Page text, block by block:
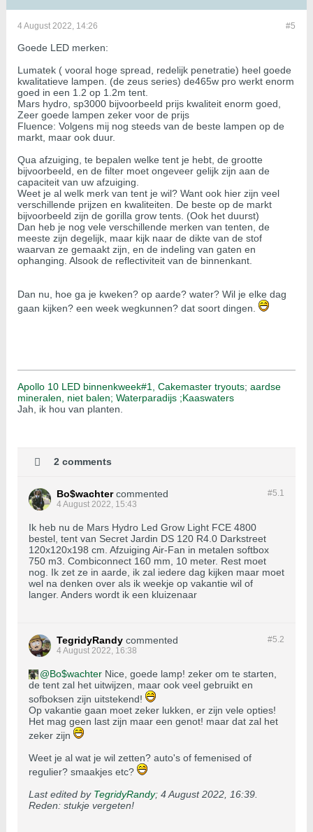
#5
4 August 2022, 14:26
Goede LED merken:
Lumatek ( vooral hoge spread, redelijk penetratie) heel goede
kwalitatieve lampen. (de zeus series) de465w pro werkt enorm
goed in een 1.2 op 1.2m tent.
Mars hydro, sp3000 bijvoorbeeld prijs kwaliteit enorm goed,
Zeer goede lampen zeker voor de prijs
Fluence: Volgens mij nog steeds van de beste lampen op de
markt, maar ook duur.
Qua afzuiging, te bepalen welke tent je hebt, de grootte
bijvoorbeeld, en de filter moet ongeveer gelijk zijn aan de
capaciteit van uw afzuiging.
Weet je al welk merk van tent je wil? Want ook hier zijn veel
verschillende prijzen en kwaliteiten. De beste op de markt
bijvoorbeeld zijn de gorilla grow tents. (Ook het duurst)
Dan heb je nog vele verschillende merken van tenten, de
meeste zijn degelijk, maar kijk naar de dikte van de stof
waarvan ze gemaakt zijn, en de indeling van gaten en
ophanging. Alsook de reflectiviteit van de binnenkant.
Dan nu, hoe ga je kweken? op aarde? water? Wil je elke dag
gaan kijken? een week wegkunnen? dat soort dingen.
Apollo 10 LED binnenkweek#1, Cakemaster tryouts; aardse
mineralen, niet balen; Waterparadijs ;Kaaswaters
Jah, ik hou van planten.
2 comments
#5.1
Bo$wachter commented
4 August 2022, 15:43
Ik heb nu de Mars Hydro Led Grow Light FCE 4800
bestel, tent van Secret Jardin DS 120 R4.0 Darkstreet
120x120x198 cm. Afzuiging Air-Fan in metalen softbox
750 m3. Combiconnect 160 mm, 10 meter. Rest moet
nog. Ik zet ze in aarde, ik zal iedere dag kijken maar moet
wel na denken over als ik weekje op vakantie wil of
langer. Anders wordt ik een kluizenaar
#5.2
TegridyRandy commented
4 August 2022, 16:38
Bo$wachter Nice, goede lamp! zeker om te starten,
de tent zal het uitwijzen, maar ook veel gebruikt en
sofboksen zijn uitstekend!
Op vakantie gaan moet zeker lukken, er zijn vele opties!
Het mag geen last zijn maar een genot! maar dat zal het
zeker zijn
Weet je al wat je wil zetten? auto's of femenised of
regulier? smaakjes etc?
Last edited by TegridyRandy; 4 August 2022, 16:39
Reden: stukje vergeten!